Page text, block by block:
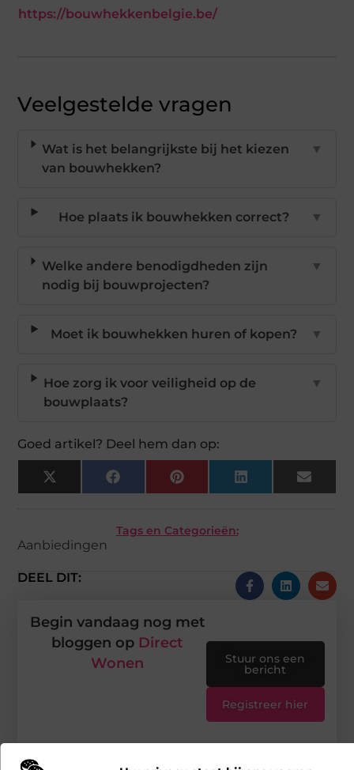
https://bouwhekkenbelgie.be/
Veelgestelde vragen
Wat is het belangrijkste bij het kiezen
van bouwhekken?
▼
Hoe plaats ik bouwhekken correct? ▼
Welke andere benodigdheden zijn
nodig bij bouwprojecten?
▼
Moet ik bouwhekken huren of kopen? ▼
Hoe zorg ik voor veiligheid op de
bouwplaats?
▼
Goed artikel? Deel hem dan op:
X
(Twitter)
FacebookPinterestLinkedIn Email
Tags en Categorieën:
Aanbiedingen
DEEL DIT:
Begin vandaag nog met
bloggen op Direct
Wonen
Stuur ons een
bericht
Registreer hier